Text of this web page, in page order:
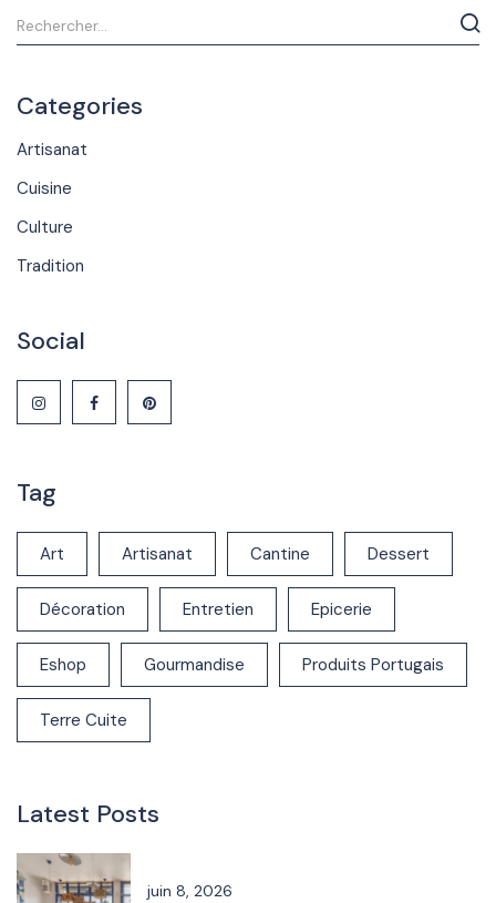
Categories
Artisanat
Cuisine
Culture
Tradition
Social
Tag
Art Artisanat Cantine Dessert
Décoration Entretien Epicerie
Eshop Gourmandise Produits Portugais
Terre Cuite
Latest Posts
juin 8, 2026